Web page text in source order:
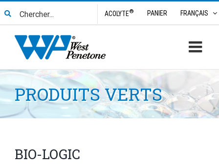
content
for:
ACOLYTE® PANIER FRANÇAIS
PRODUITS VERTS
BIO-LOGIC